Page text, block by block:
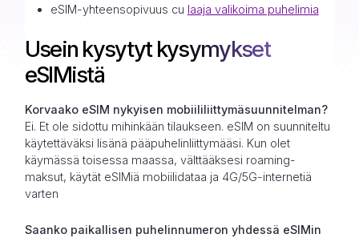
eSIM-yhteensopivuus cu laaja valikoima puhelimia
Usein kysytyt kysymykset
eSIMistä
Korvaako eSIM nykyisen mobiililiittymäsuunnitelman?
Ei. Et ole sidottu mihinkään tilaukseen. eSIM on suunniteltu
käytettäväksi lisänä pääpuhelinliittymääsi. Kun olet
käymässä toisessa maassa, välttääksesi roaming-
maksut, käytät eSIMiä mobiilidataa ja 4G/5G-internetiä
varten
Saanko paikallisen puhelinnumeron yhdessä eSIMin